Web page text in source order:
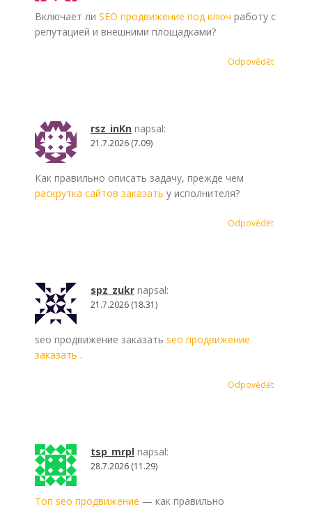
Включает ли SEO продвижение под ключ работу с
репутацией и внешними площадками?
Odpovědět
rsz_inKn napsal:
21.7.2026 (7.09)
Как правильно описать задачу, прежде чем
раскрутка сайтов заказать у исполнителя?
Odpovědět
spz_zukr napsal:
21.7.2026 (18.31)
seo продвижение заказать seo продвижение
заказать .
Odpovědět
tsp_mrpl napsal:
28.7.2026 (11.29)
Топ seo продвижение — как правильно